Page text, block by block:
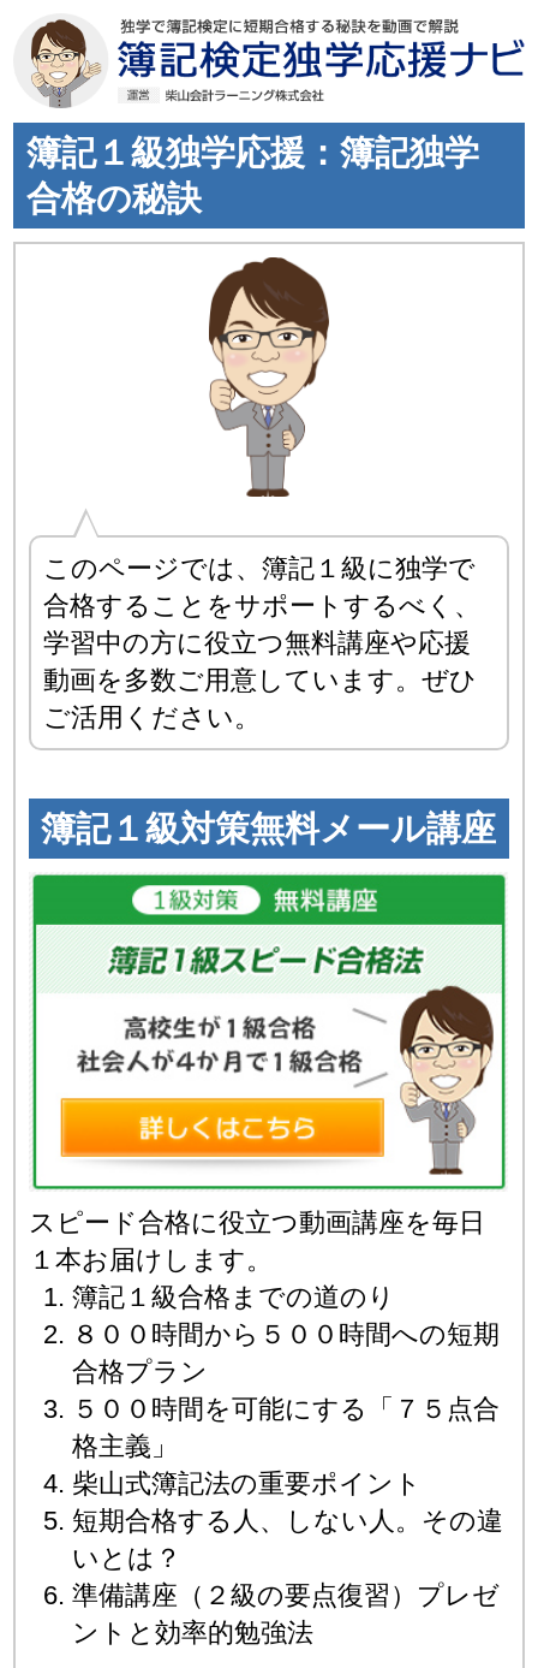
簿記１級独学応援：簿記独学
合格の秘訣
このページでは、簿記１級に独学で
合格することをサポートするべく、
学習中の方に役立つ無料講座や応援
動画を多数ご用意しています。ぜひ
ご活用ください。
簿記１級対策無料メール講座
スピード合格に役立つ動画講座を毎日
１本お届けします。
簿記１級合格までの道のり
８００時間から５００時間への短期
合格プラン
５００時間を可能にする「７５点合
格主義」
柴山式簿記法の重要ポイント
短期合格する人、しない人。その違
いとは？
準備講座（２級の要点復習）プレゼ
ントと効率的勉強法